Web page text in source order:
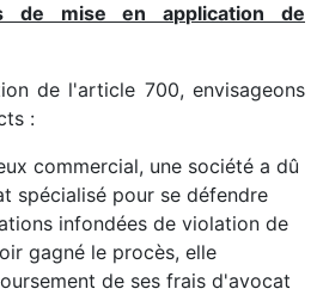
de mise en application de
de l'article 700, envisageons
:
commercial, une société a dû
spécialisé pour se défendre
infondées de violation de
gagné le procès, elle
de ses frais d'avocat